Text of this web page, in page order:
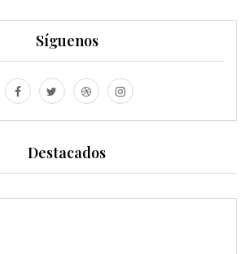
Síguenos
Destacados